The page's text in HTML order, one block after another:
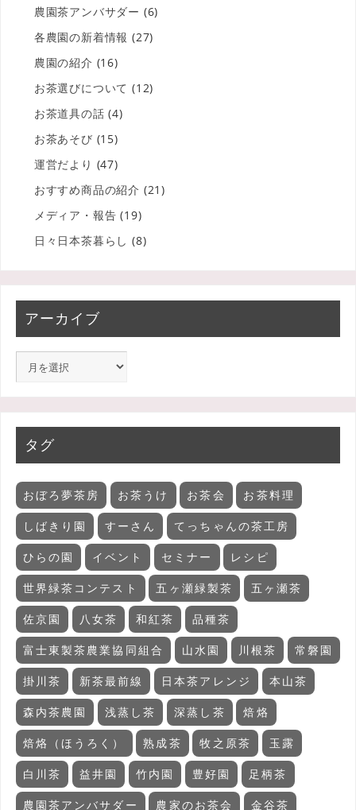
農園茶アンバサダー (6)
各農園の新着情報 (27)
農園の紹介 (16)
お茶選びについて (12)
お茶道具の話 (4)
お茶あそび (15)
運営だより (47)
おすすめ商品の紹介 (21)
メディア・報告 (19)
日々日本茶暮らし (8)
アーカイブ
タグ
おぼろ夢茶房 お茶うけ お茶会 お茶料理
しばきり園 すーさん てっちゃんの茶工房
ひらの園 イベント セミナー レシピ
世界緑茶コンテスト 五ヶ瀬緑製茶 五ヶ瀬茶
佐京園 八女茶 和紅茶 品種茶
富士東製茶農業協同組合 山水園 川根茶 常磐園
掛川茶 新茶最前線 日本茶アレンジ 本山茶
森内茶農園 浅蒸し茶 深蒸し茶 焙烙
焙烙（ほうろく） 熟成茶 牧之原茶 玉露
白川茶 益井園 竹内園 豊好園 足柄茶
農園茶アンバサダー 農家のお茶会 金谷茶